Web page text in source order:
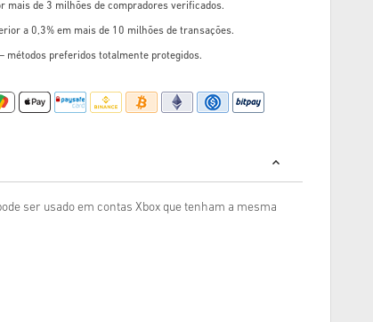
mais de 3 milhões de compradores verificados.
a 0,3% em mais de 10 milhões de transações.
métodos preferidos totalmente protegidos.
ser usado em contas Xbox que tenham a mesma